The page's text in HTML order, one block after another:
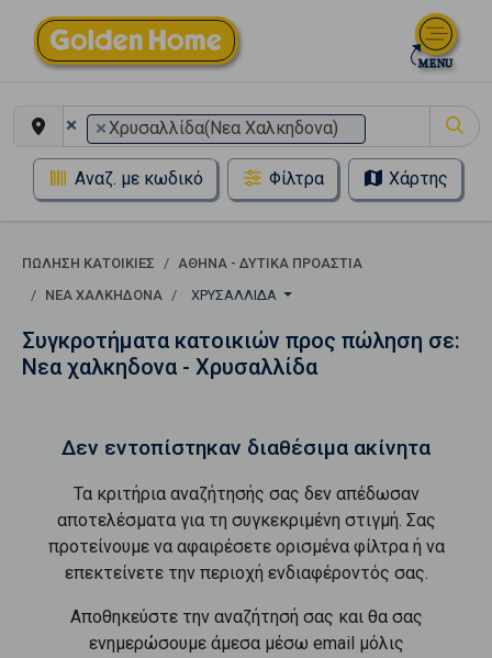
× ×Χρυσαλλίδα(Νεα Χαλκηδονα)
Αναζ. με κωδικό Φίλτρα Χάρτης
ΠΏΛΗΣΗ ΚΑΤΟΙΚΊΕΣ
ΑΘΗΝΑ - ΔΥΤΙΚΑ ΠΡΟΑΣΤΙΑ
ΝΕΑ ΧΑΛΚΗΔΟΝΑ
ΧΡΥΣΑΛΛΊΔΑ
Συγκροτήματα κατοικιών προς πώληση σε:
Νεα χαλκηδονα - Χρυσαλλίδα
Δεν εντοπίστηκαν διαθέσιμα ακίνητα
Τα κριτήρια αναζήτησής σας δεν απέδωσαν
αποτελέσματα για τη συγκεκριμένη στιγμή. Σας
προτείνουμε να αφαιρέσετε ορισμένα φίλτρα ή να
επεκτείνετε την περιοχή ενδιαφέροντός σας.
Αποθηκεύστε την αναζήτησή σας και θα σας
ενημερώσουμε άμεσα μέσω email μόλις